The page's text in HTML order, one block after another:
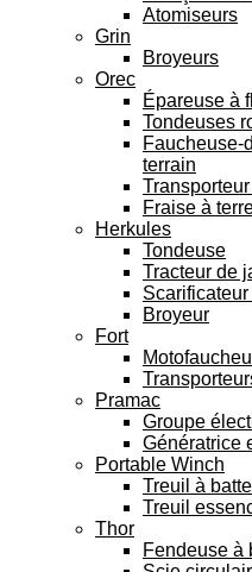
Atomiseurs
Grin
Broyeurs
Orec
Épareuse à
Tondeuses
Faucheuse-
terrain
Fraise à
Herkules
Tondeuse
Tracteur de
Broyeur
Fort
Pramac
Groupe
Génératrice
Portable Winch
Treuil à
Treuil
Thor
Fendeuse à